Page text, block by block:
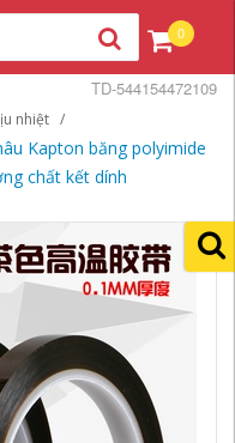
0
nhiệt
Kapton băng polyimide
chất kết dính
TD-544154472109